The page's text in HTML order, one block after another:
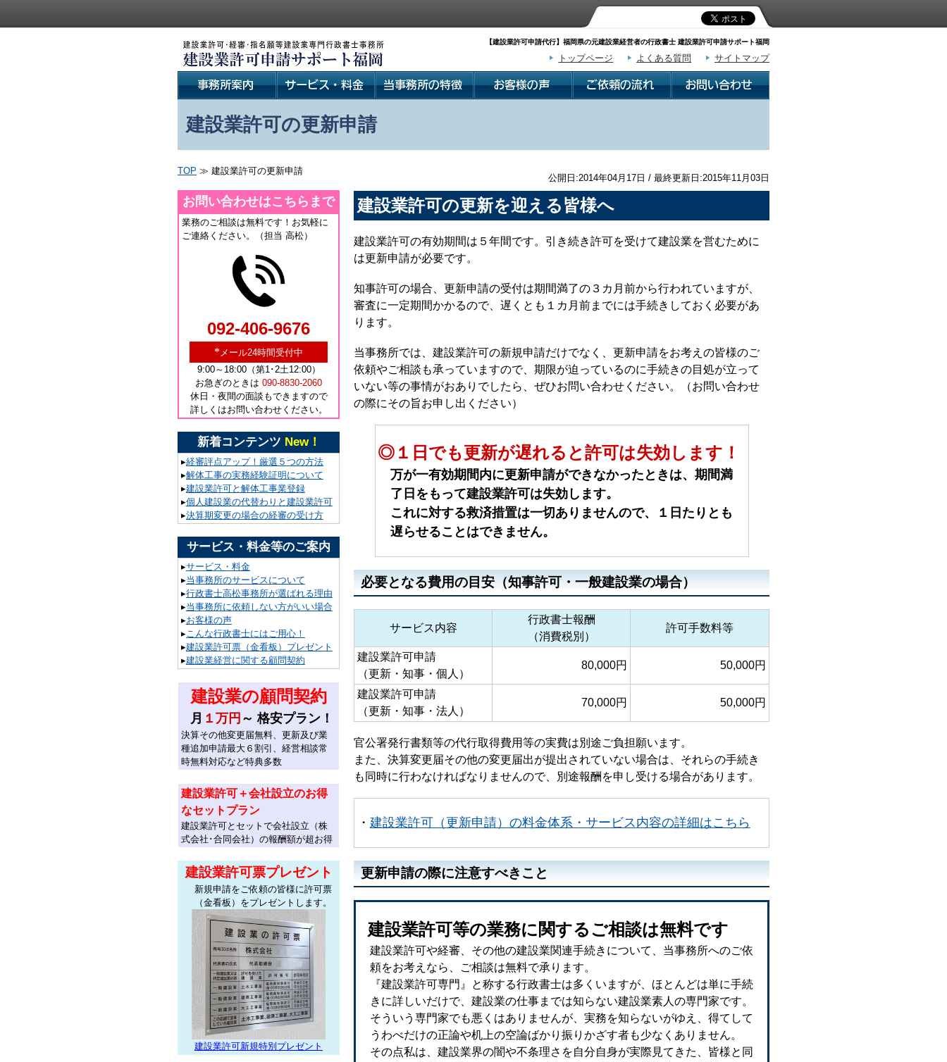
【建設業許可申請代行】福岡県の元建設業経営者の行政書士 建設業許可申請サポート福岡
トップページ よくある質問 サイトマップ
建設業許可の更新申請
公開日:2014年04月17日 / 最終更新日:2015年11月03日
建設業許可の更新を迎える皆様へ
建設業許可の有効期間は５年間です。引き続き許可を受けて建設業を営むために
は更新申請が必要です。
知事許可の場合、更新申請の受付は期間満了の３カ月前から行われていますが、
審査に一定期間かかるので、遅くとも１カ月前までには手続きしておく必要があ
ります。
当事務所では、建設業許可の新規申請だけでなく、更新申請をお考えの皆様のご
依頼やご相談も承っていますので、期限が迫っているのに手続きの目処が立って
いない等の事情がおありでしたら、ぜひお問い合わせください。（お問い合わせ
の際にその旨お申し出ください）
◎１日でも更新が遅れると許可は失効します！
万が一有効期間内に更新申請ができなかったときは、期間満
了日をもって建設業許可は失効します。
これに対する救済措置は一切ありませんので、１日たりとも
遅らせることはできません。
必要となる費用の目安（知事許可・一般建設業の場合）
サービス内容
行政書士報酬
（消費税別）
許可手数料等
建設業許可申請
（更新・知事・個人）
80,000円 50,000円
建設業許可申請
（更新・知事・法人）
70,000円 50,000円
官公署発行書類等の代行取得費用等の実費は別途ご負担願います。
また、決算変更届その他の変更届出が提出されていない場合は、それらの手続き
も同時に行わなければなりませんので、別途報酬を申し受ける場合があります。
・ 建設業許可（更新申請）の料金体系・サービス内容の詳細はこちら
更新申請の際に注意すべきこと
建設業許可等の業務に関するご相談は無料です
建設業許可や経審、その他の建設業関連手続きについて、当事務所へのご依
頼をお考えなら、ご相談は無料で承ります。
『建設業許可専門』と称する行政書士は多くいますが、ほとんどは単に手続
きに詳しいだけで、建設業の仕事までは知らない建設業素人の専門家です。
そういう専門家でも悪くはありませんが、実務を知らないがゆえ、得てして
うわべだけの正論や机上の空論ばかり振りかざす者も少なくありません。
その点私は、建設業界の闇や不条理さを自分自身が実際見てきた、皆様と同
TOP ≫ 建設業許可の更新申請
お問い合わせはこちらまで
業務のご相談は無料です！お気軽に
ご連絡ください。（担当 高松）
092-406-9676
* メール24時間受付中
9:00～18:00（第1･2土12:00）
お急ぎのときは 090-8830-2060
休日・夜間の面談もできますので
詳しくはお問い合わせください。
新着コンテンツ New！
▸経審評点アップ！厳選５つの方法
▸解体工事の実務経験証明について
▸建設業許可と解体工事業登録
▸個人建設業の代替わりと建設業許可
▸決算期変更の場合の経審の受け方
サービス・料金等のご案内
▸サービス・料金
▸当事務所のサービスについて
▸行政書士高松事務所が選ばれる理由
▸当事務所に依頼しない方がいい場合
▸お客様の声
▸こんな行政書士にはご用心！
▸建設業許可票（金看板）プレゼント
▸建設業経営に関する顧問契約
建設業の顧問契約
月 １万円 ～ 格安プラン！
決算その他変更届無料、更新及び業
種追加申請最大６割引、経営相談常
時無料対応など特典多数
建設業許可＋会社設立のお得
なセットプラン
建設業許可とセットで会社設立（株
式会社･合同会社）の報酬額が超お得
建設業許可票プレゼント
新規申請をご依頼の皆様に許可票
（金看板）をプレゼントします。
建設業許可新規特別プレゼント